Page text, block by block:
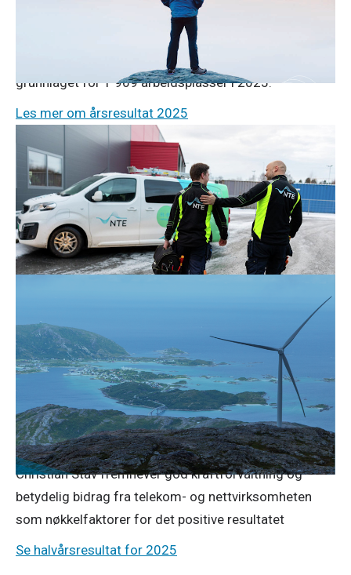
NTE-konsernet leverte likevel et solid resultat etter
skatt på 473 millioner kroner, mot 457 millioner kroner
i 2024. NTE la også gjennom sin virksomhet
grunnlaget for 1 969 arbeidsplasser i 2025.
Les mer om årsresultat 2025
Pressemeldinger 5. jan. 2026
JM Hansen kjøper NTE Elektro
Den familieeide elektroentreprenøren JM Hansen, med
hovedkontor i Tromsø, kjøper NTE Elektro.
Les om salget og overgangen
Tilfredsstillende NTE-resultat tross
svært lave kraftpriser
NTE har oppnådd et tilfredsstillende halvårsresultat til
tross for svært lave kraftpriser. Resultatet etter skatt
ble 283 millioner kroner, sammenlignet med 469
millioner kroner i samme periode i fjor. Konsernsjef
Christian Stav fremhever god kraftforvaltning og
betydelig bidrag fra telekom- og nettvirksomheten
som nøkkelfaktorer for det positive resultatet
Se halvårsresultat for 2025